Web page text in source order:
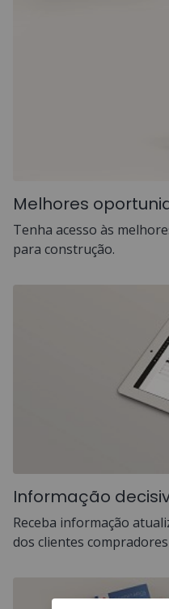
Melhores
Tenha acesso às
para construção.
Informação
Receba informação
dos clientes